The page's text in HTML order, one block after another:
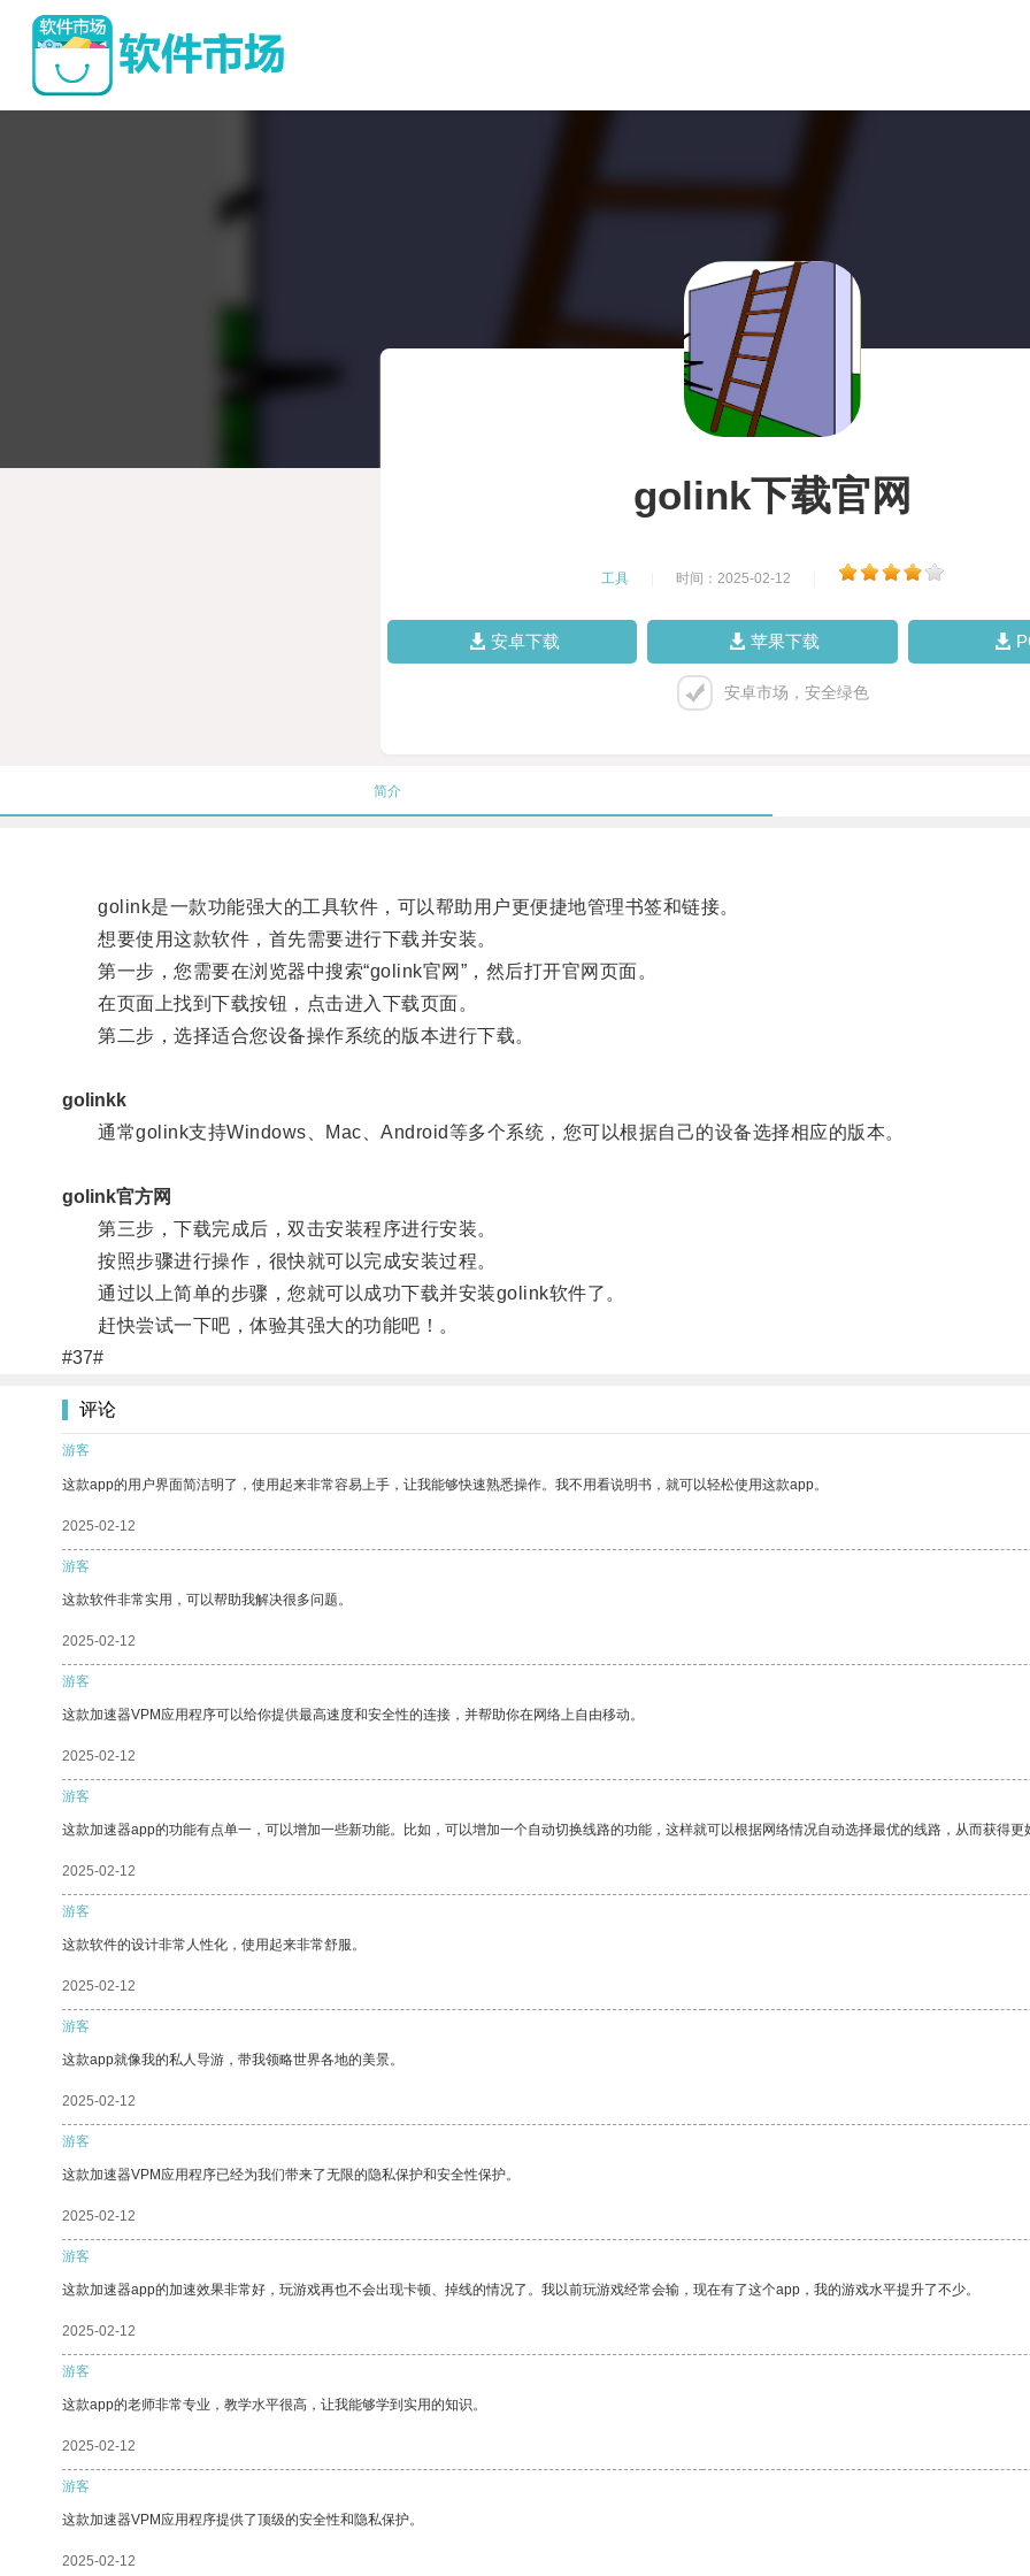
golink下载官网
工具 时间：2025-02-12
安卓下载 苹果下载
安卓市场，安全绿色
简介
golink是一款功能强大的工具软件，可以帮助用户更便捷地管理书签和链接。
想要使用这款软件，首先需要进行下载并安装。
第一步，您需要在浏览器中搜索“golink官网”，然后打开官网页面。
在页面上找到下载按钮，点击进入下载页面。
第二步，选择适合您设备操作系统的版本进行下载。
golinkk
通常golink支持Windows、Mac、Android等多个系统，您可以根据自己的设备选择相应的版本。
golink官方网
第三步，下载完成后，双击安装程序进行安装。
按照步骤进行操作，很快就可以完成安装过程。
通过以上简单的步骤，您就可以成功下载并安装golink软件了。
赶快尝试一下吧，体验其强大的功能吧！。
#37#
评论
游客
这款app的用户界面简洁明了，使用起来非常容易上手，让我能够快速熟悉操作。我不用看说明书，就可以轻松使用这款app。
2025-02-12
游客
这款软件非常实用，可以帮助我解决很多问题。
2025-02-12
游客
这款加速器VPM应用程序可以给你提供最高速度和安全性的连接，并帮助你在网络上自由移动。
2025-02-12
游客
这款加速器app的功能有点单一，可以增加一些新功能。比如，可以增加一个自动切换线路的功能，这样就可以根据网络情况自动选择最优的线路，从而获得更
2025-02-12
游客
这款软件的设计非常人性化，使用起来非常舒服。
2025-02-12
游客
这款app就像我的私人导游，带我领略世界各地的美景。
2025-02-12
游客
这款加速器VPM应用程序已经为我们带来了无限的隐私保护和安全性保护。
2025-02-12
游客
这款加速器app的加速效果非常好，玩游戏再也不会出现卡顿、掉线的情况了。我以前玩游戏经常会输，现在有了这个app，我的游戏水平提升了不少。
2025-02-12
游客
这款app的老师非常专业，教学水平很高，让我能够学到实用的知识。
2025-02-12
游客
这款加速器VPM应用程序提供了顶级的安全性和隐私保护。
2025-02-12